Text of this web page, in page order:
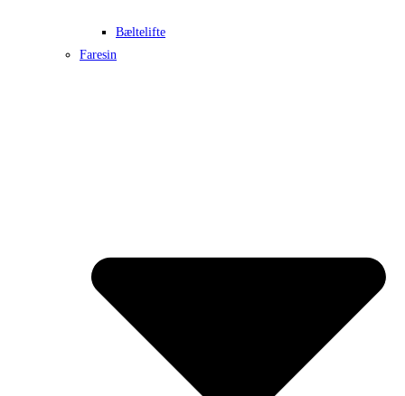
Bæltelifte
Faresin